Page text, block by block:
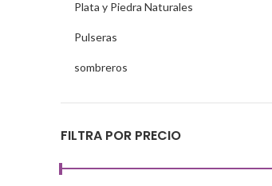
Plata y Piedra Naturales
Pulseras
sombreros
FILTRA POR PRECIO